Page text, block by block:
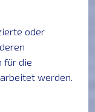
oder
für die
werden.